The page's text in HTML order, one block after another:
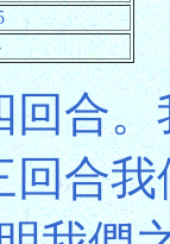
合
合